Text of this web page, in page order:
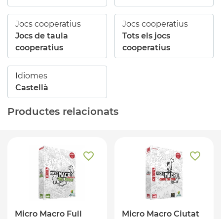
Jocs cooperatius
Jocs de taula
cooperatius
Jocs cooperatius
Tots els jocs
cooperatius
Idiomes
Castellà
Productes relacionats
Micro Macro Full
Micro Macro Ciutat